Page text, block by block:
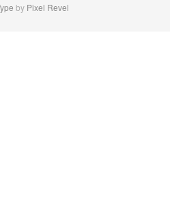
by Pixel Revel